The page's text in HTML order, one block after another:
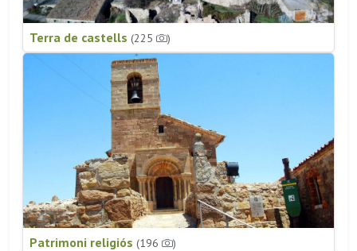
Terra de castells (225 )
Patrimoni religiós (196 )